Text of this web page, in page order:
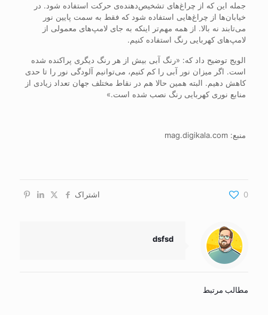
جمله این که از چراغ‌های تشخیص‌دهنده‌ی حرکت استفاده شود. در
خیابان‌ها از چراغ‌هایی استفاده شود که فقط به سمت پایین نور
می‌تابند نه بالا. از همه مهم‌تر اینکه به جای لامپ‌های معمولی از
لامپ‌های کهربایی رنگ استفاده کنیم.
الویج توضیح داد که: «رنگ آبی بیش از هر رنگ دیگری پراکنده شده
است. اگر میزان نور آبی را کم کنیم، می‌توانیم آلودگی نور را تا حدی
کاهش دهیم. البته همین حالا هم در نقاط مختلف جهان تعداد زیادی از
منابع نوری کهربایی رنگ نصب شده است.»
منبع: mag.digikala.com
اشتراک 0
dsfsd
مطالب مرتبط